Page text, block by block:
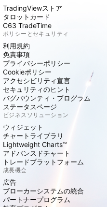
TradingViewストア
タロットカード
C63 TradeTime
ポリシーとセキュリティ
利用規約
免責事項
プライバシーポリシー
Cookieポリシー
アクセシビリティ宣言
セキュリティのヒント
バグバウンティ・プログラム
ステータスページ
ビジネスソリューション
ウィジェット
チャートライブラリ
Lightweight Charts™
アドバンスドチャート
トレードプラットフォーム
成長機会
広告
ブローカーシステムの統合
パートナープログラム